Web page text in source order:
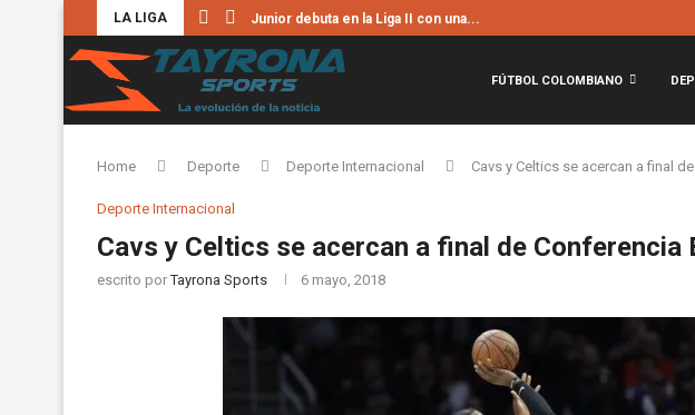
LA LIGA Junior debuta en la Liga II con una...
FÚTBOL COLOMBIANO
Home Deporte Deporte Internacional Cavs y Celtics se acercan a final
Deporte Internacional
Cavs y Celtics se acercan a final de Conferencia
escrito porTayrona Sports 6 mayo, 2018